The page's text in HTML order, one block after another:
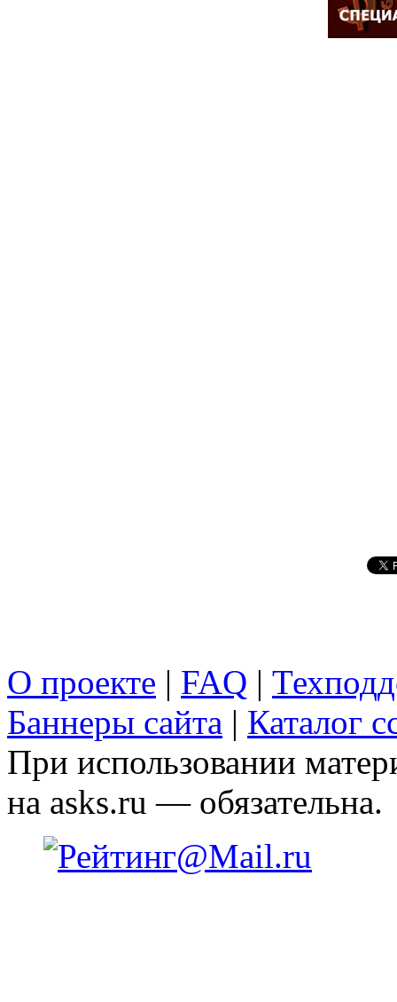
О проекте | FAQ |
Баннеры сайта | Каталог
При использовании
на asks.ru — обязательна.